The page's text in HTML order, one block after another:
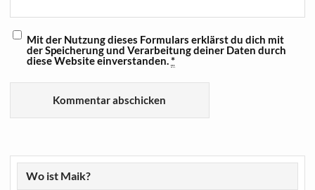
Mit der Nutzung dieses Formulars erklärst du dich mit
der Speicherung und Verarbeitung deiner Daten durch
diese Website einverstanden.*
Wo ist Maik?